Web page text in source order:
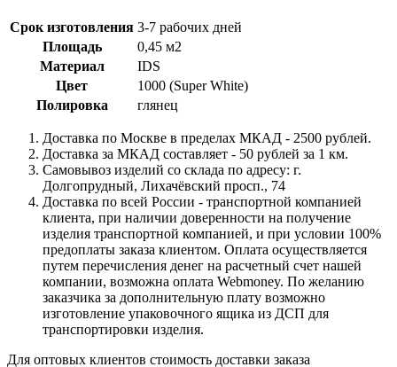
Срок изготовления 3-7 рабочих дней
Площадь
0,45 м2
Материал
IDS
Цвет
1000 (Super White)
Полировка
глянец
Доставка по Москве в пределах МКАД - 2500 рублей.
Доставка за МКАД составляет - 50 рублей за 1 км.
Самовывоз изделий со склада по адресу: г.
Долгопрудный, Лихачёвский просп., 74
Доставка по всей России - транспортной компанией
клиента, при наличии доверенности на получение
изделия транспортной компанией, и при условии 100%
предоплаты заказа клиентом. Оплата осуществляется
путем перечисления денег на расчетный счет нашей
компании, возможна оплата Webmoney. По желанию
заказчика за дополнительную плату возможно
изготовление упаковочного ящика из ДСП для
транспортировки изделия.
Для оптовых клиентов стоимость доставки заказа